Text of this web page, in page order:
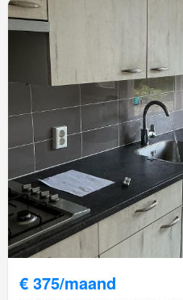
€ 375/maand